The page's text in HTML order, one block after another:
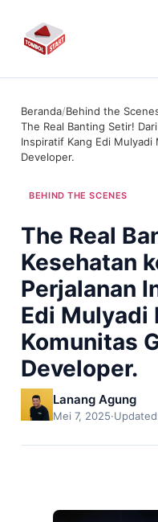
Beranda/Behind the
The Real Banting Setir!
Inspiratif Kang Edi Mulyadi
Developer.
BEHIND THE SCENES
The Real
Kesehatan
Perjalanan
Edi Mulyadi
Komunitas
Developer.
Lanang Agung
Mei 7, 2025·